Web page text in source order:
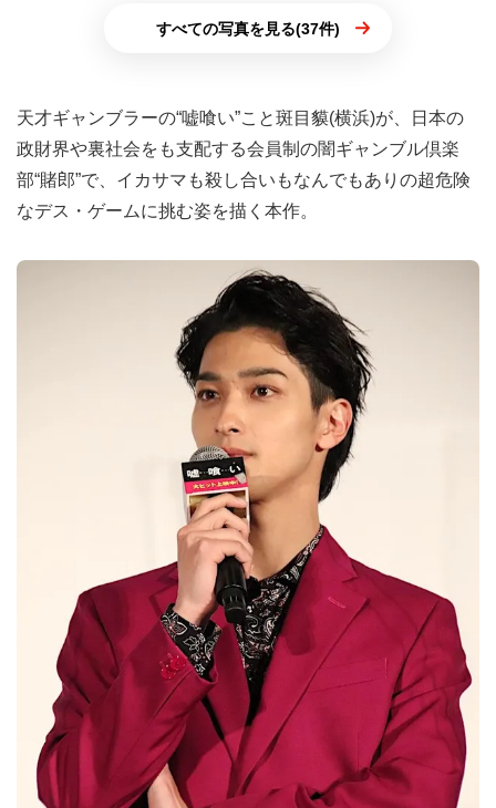
すべての写真を見る(37件)
天才ギャンブラーの“嘘喰い”こと斑目貘(横浜)が、日本の
政財界や裏社会をも支配する会員制の闇ギャンブル倶楽
部“賭郎”で、イカサマも殺し合いもなんでもありの超危険
なデス・ゲームに挑む姿を描く本作。